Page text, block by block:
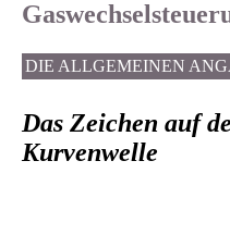
DIE ALLGEMEINEN
Das Zeichen auf
Kurvenwelle